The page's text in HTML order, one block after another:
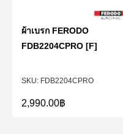
FDB2204CPRO
ผ้าเบรก FERODO
FDB2204CPRO [F]
2,990.00฿